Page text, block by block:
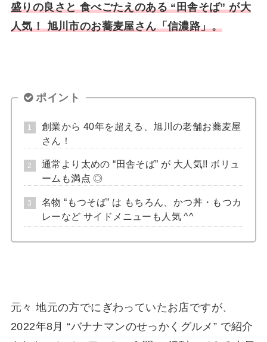
盛りの良さと 食べごたえのある “田舎そば” が大
人気！ 旭川市のお蕎麦屋さん「信濃路」。
ポイント
創業から 40年を超える、旭川の老舗お蕎麦屋
さん！
通常より太めの “田舎そば” が 大人気!! ボリュ
ームも満点 ◎
名物 “もつそば” は もちろん、かつ丼・もつカ
レーなど サイドメニューも人気 ^^
元々 地元の方でにぎわっていたお店ですが、
2022年8月 “バナナマンのせっかくグルメ” で紹介